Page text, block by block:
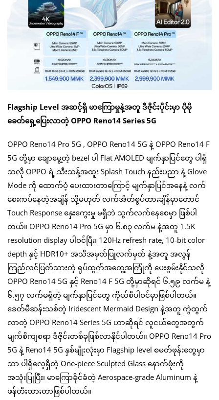
Flagship Level အဆင့်ရှိ မာကြောမှုနဲ့အတူ ဒီဇိုင်းပိုင်းမှာ ပိုမို
ခေတ်ရှေ့ပြေးလာတဲ့ OPPO Reno14 Series 5G
OPPO Reno14 Pro 5G , OPPO Reno14 5G နဲ့ OPPO Reno14 F
5G တို့မှာ ချောမွေ့တဲ့ bezel ပါ Flat AMOLED မျက်နှာပြင်တွေ ပါရှိ
သလို OPPO ရဲ့ သီးသန့်အထူး Splash Touch နည်းပညာ နဲ့ Glove
Mode ကို ထောက်ပံ့ ပေးထားတာကြောင့် မျက်နှာပြင်အနေနဲ့ လက်
စေးကပ်နေတဲ့အချိန် သို့မဟုတ် လက်အိတ်စွပ်ထားချိန်မှာတောင်
Touch Response နှေးကွေးမှု မရှိဘဲ သွက်လက်နေစေမှာ ဖြစ်ပါ
တယ်။ OPPO Reno14 Pro 5G မှာ ၆.၈၃ လက်မ နဲ့အတူ 1.5K
resolution display ပါဝင်ပြီး၊ 120Hz refresh rate, 10-bit color
depth နှင့် HDR10+ အသိအမှတ်ပြုလက်မှတ် နဲ့အတူ အလွန်
ကြည်လင်ပြတ်သားတဲ့ ရုပ်ထွက်အတွေ့အကြုံကို ပေးစွမ်းနိုင်သလို
OPPO Reno14 5G နှင့် Reno14 F 5G တို့မှာဆိုရင် ၆.၅၉ လက်မ နဲ့
၆.၅၇ လက်မရှိတဲ့ မျက်နှာပြင်တွေ ကိုယ်စီပါဝင်မှာဖြစ်ပါတယ်။
ခေတ်မီဆန်းသစ်တဲ့ Iridescent Mermaid Design နဲ့အတူ ကွဲထွက်
လာတဲ့ OPPO Reno14 Series 5G ဟာဆိုရင် လူငယ်တွေအတွက်
မျက်စိကျစရာ ဒီဇိုင်းတစ်ခုဖြစ်လာနိုင်ပါတယ်။ OPPO Reno14 Pro
5G နဲ့ Reno14 5G နှစ်မျိုးလုံးမှာ Flagship level စမတ်ဖုန်းတွေမှာ
သာ ပါရှိလေ့ရှိတဲ့ One-piece Sculpted Glass နောက်ဖုံးကို
အသုံးပြုပြီး၊ မာကြောခိုင်ခံတဲ့ Aerospace-grade Aluminum နဲ့
ဖန်တီးထားတာဖြစ်ပါတယ်။